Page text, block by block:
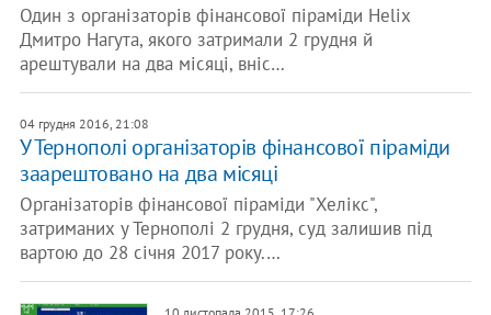
Один з організаторів фінансової піраміди Helix
Дмитро Нагута, якого затримали 2 грудня й
арештували на два місяці, вніс…
04 грудня 2016, 21:08
У Тернополі організаторів фінансової піраміди
заарештовано на два місяці
Організаторів фінансової піраміди "Хелікс",
затриманих у Тернополі 2 грудня, суд залишив під
вартою до 28 січня 2017 року.…